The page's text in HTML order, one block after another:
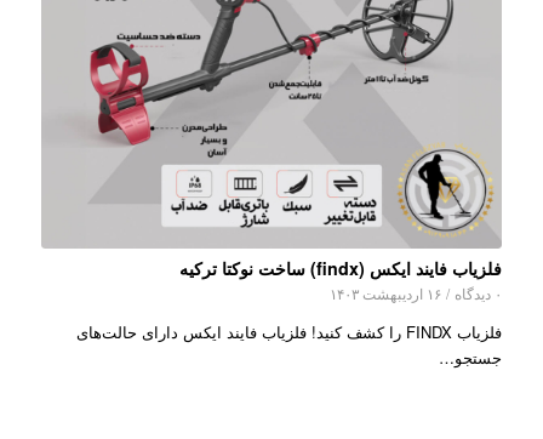
فلزیاب فایند ایکس (findx) ساخت نوکتا ترکیه
۰ دیدگاه / ۱۶ اردیبهشت ۱۴۰۳
فلزیاب FINDX را کشف کنید! فلزیاب فایند ایکس دارای حالت‌های
جستجو…